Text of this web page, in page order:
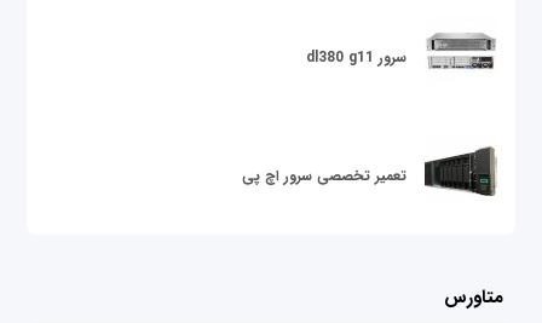
سرور dl380 g11
تعمیر تخصصی سرور اچ پی
متاورس